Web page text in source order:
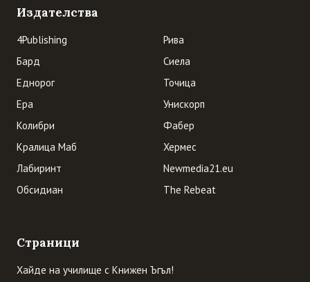
Издателства
4Publishing
Бард
Еднорог
Ера
Колибри
Кралица Маб
Лабиринт
Обсидиан
Рива
Сиела
Точица
Унискорп
Фабер
Хермес
Newmedia21.eu
The Rebeat
Страници
Хайде на училище с Книжен Ъгъл!